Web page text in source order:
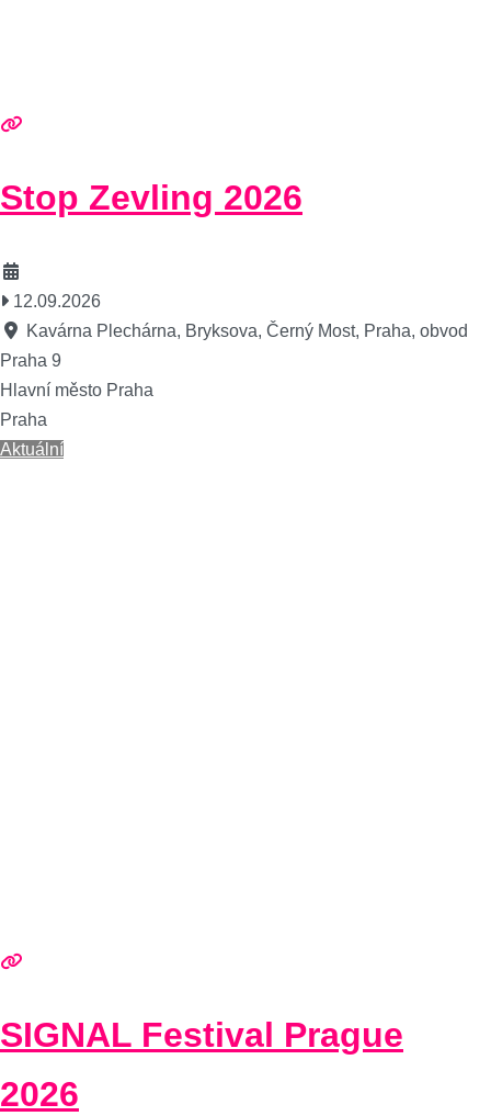
Stop Zevling 2026
12.09.2026
Kavárna Plechárna, Bryksova, Černý Most, Praha, obvod
Praha 9
Hlavní město Praha
Praha
Aktuální
SIGNAL Festival Prague
2026